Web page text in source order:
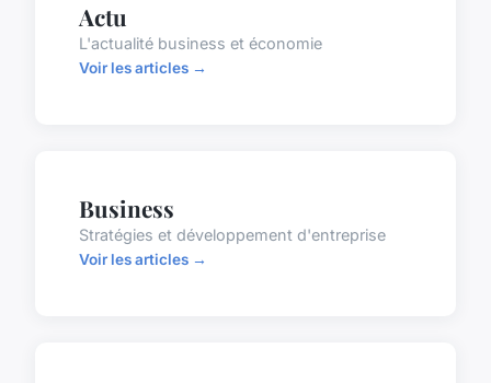
Actu
L'actualité business et économie
Voir les articles →
Business
Stratégies et développement d'entreprise
Voir les articles →